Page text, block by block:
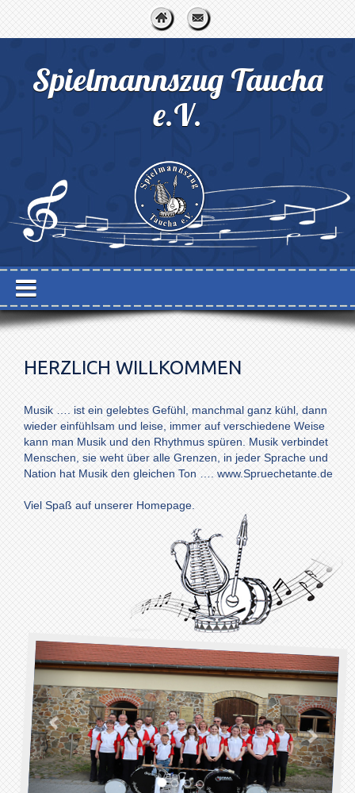
Spielmannszug Taucha
e.V.
HERZLICH WILLKOMMEN
Musik …. ist ein gelebtes Gefühl, manchmal ganz kühl, dann
wieder einfühlsam und leise, immer auf verschiedene Weise
kann man Musik und den Rhythmus spüren. Musik verbindet
Menschen, sie weht über alle Grenzen, in jeder Sprache und
Nation hat Musik den gleichen Ton …. www.Spruechetante.de
Viel Spaß auf unserer Homepage.